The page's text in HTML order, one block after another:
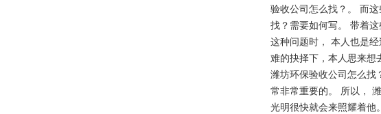
验收公司怎么找？。 而
找？需要如何写。 带着
这种问题时， 本人也是
难的抉择下，本人思来想
潍坊环保验收公司怎么找
常非常重要的。 所以，
光明很快就会来照耀着他